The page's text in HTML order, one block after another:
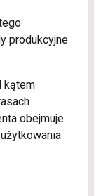
produkcyjne
kątem
obejmuje